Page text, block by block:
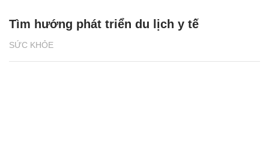
SỨC KHỎE
Tìm hướng phát triển du lịch y tế